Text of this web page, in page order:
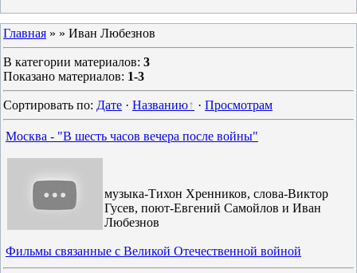
Главная » » Иван Любезнов
В категории материалов: 3
Показано материалов: 1-3
Сортировать по: Дате · Названию · Просмотрам
Москва - "В шесть часов вечера после войны"
музыка-Тихон Хренников, слова-Виктор
Гусев, поют-Евгений Самойлов и Иван
Любезнов
Фильмы связанные с Великой Отечественной войной